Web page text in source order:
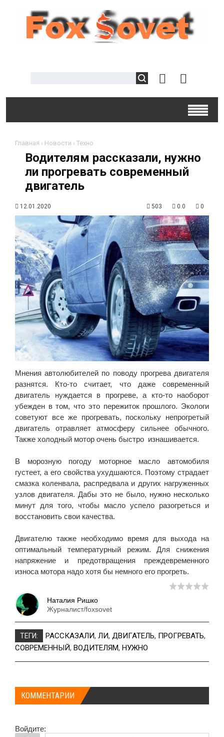
Главная › Новости › Техно
Водителям рассказали, нужно
ли прогревать современный
двигатель
12.01.2020 503 0.0 0
Мнения автолюбителей по поводу прогрева двигателя
разнятся. Кто-то считает, что даже современный
двигатель нуждается в прогреве, а кто-то наоборот
убежден в том, что это пережиток прошлого. Экологи
советуют все же прогревать, поскольку непрогретый
двигатель отравляет атмосферу сильнее обычного.
Также холодный мотор очень быстро изнашивается.
В морозную погоду моторное масло автомобиля
густеет, а его свойства ухудшаются. Поэтому страдает
смазка коленвала, распредвала и других нагруженных
узлов двигателя. Дабы это не было, нужно несколько
минут для того, чтобы масло успело разогреться и
восстановить свои качества.
Двигателю также необходимо время для выхода на
оптимальный температурный режим. Для снижения
напряжение и предотвращения преждевременного
износа мотора надо хотя бы немного его прогреть.
Наталия Ришко
Журналист/foxsovet
ТЕГИ: РАССКАЗАЛИ, ЛИ, ДВИГАТЕЛЬ, ПРОГРЕВАТЬ,
СОВРЕМЕННЫЙ, ВОДИТЕЛЯМ, НУЖНО
КОММЕНТАРИИ
Войдите: